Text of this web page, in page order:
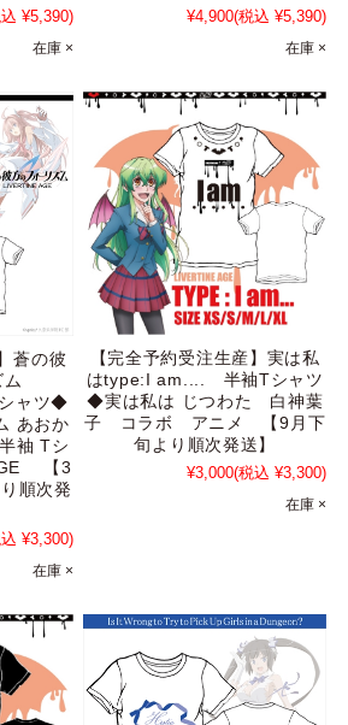
¥5,390)
在庫 ×
¥4,900(税込 ¥5,390)
在庫 ×
蒼の彼
ャツ◆
あおか
袖 Tシ
【3
順次発
¥3,300)
在庫 ×
【完全予約受注生産】実は私
はtype:I am.... 半袖Tシャツ
◆実は私は じつわた 白神葉
子 コラボ アニメ 【9月下
旬より順次発送】
¥3,000(税込 ¥3,300)
在庫 ×